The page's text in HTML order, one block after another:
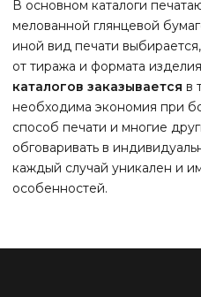
В основном каталоги
мелованной глянцевой
иной вид печати
от тиража и формата
каталогов заказывается в
необходима экономия при
способ печати и многие
обговаривать в
каждый случай уникален и
особенностей.